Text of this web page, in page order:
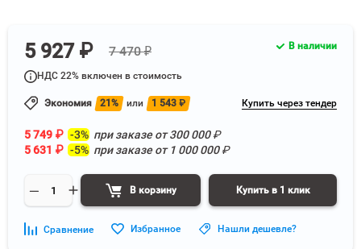
5 927 ₽ 7 470 ₽
НДС 22% включен в стоимость
Экономия 21% или 1 543 ₽ Купить через тендер
5 749 ₽ -3% при заказе от300 000₽
5 631 ₽ -5% при заказе от 1 000 000₽
В корзину Купить в 1 клик
В наличии
Сравнение Избранное Нашли дешевле?